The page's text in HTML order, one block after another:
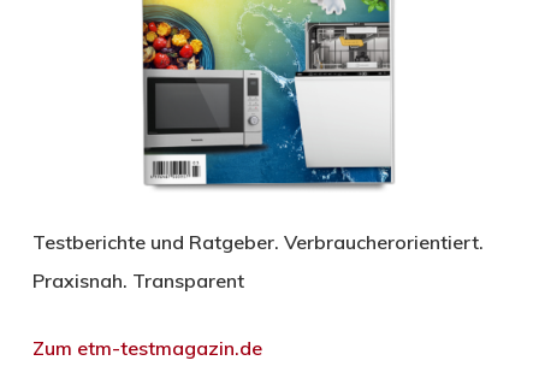
Testberichte und Ratgeber. Verbraucherorientiert.
Praxisnah. Transparent
Zum etm-testmagazin.de